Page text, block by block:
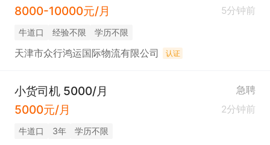
8000-10000元/月 5分钟前
牛道口 经验不限 学历不限
天津市众行鸿运国际物流有限公司 认证
小货司机 5000/月 急聘
5000元/月 2分钟前
牛道口 3年 学历不限